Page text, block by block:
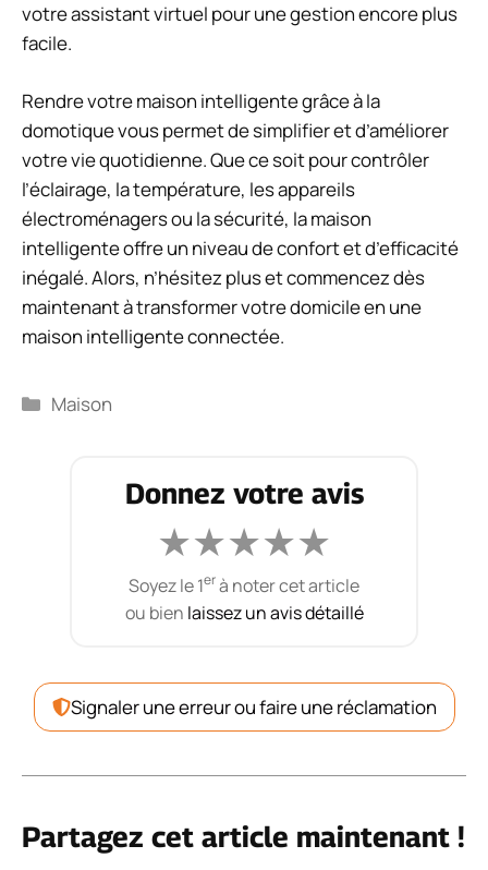
votre assistant virtuel pour une gestion encore plus
facile.
Rendre votre maison intelligente grâce à la
domotique vous permet de simplifier et d’améliorer
votre vie quotidienne. Que ce soit pour contrôler
l’éclairage, la température, les appareils
électroménagers ou la sécurité, la maison
intelligente offre un niveau de confort et d’efficacité
inégalé. Alors, n’hésitez plus et commencez dès
maintenant à transformer votre domicile en une
maison intelligente connectée.
Catégories
Maison
Donnez votre avis
★★★★★
Soyez le 1erà noter cet article
ou bien laissez un avis détaillé
Signaler une erreur ou faire une réclamation
Partagez cet article maintenant !